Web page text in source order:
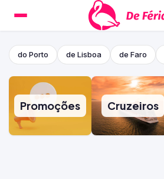
do Porto de Lisboa de Faro
Promoções Cruzeiros